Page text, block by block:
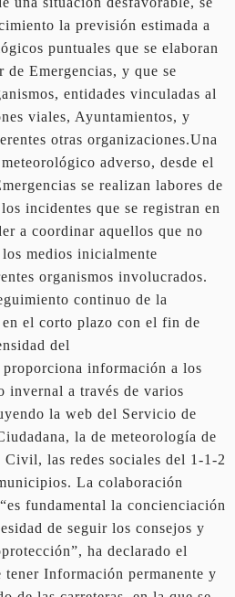
la previsión estimada a
puntuales que se elaboran
Emergencias, y que se
entidades vinculadas al
viales, Ayuntamientos, y
otras organizaciones.Una
adverso, desde el
se realizan labores de
incidentes que se registran en
a coordinar aquellos que no
medios inicialmente
organismos involucrados.
continuo de la
el corto plazo con el fin de
del
proporciona información a los
invernal a través de varios
la web del Servicio de
la de meteorología de
las redes sociales del 1-1-2
La colaboración
fundamental la concienciación
de seguir los consejos y
ha declarado el
tener Información permanente y